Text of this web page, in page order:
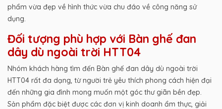
phẩm vừa đẹp về hình thức vừa chu đáo về công năng sử
dụng.
Đối tượng phù hợp với Bàn ghế đan
dây dù ngoài trời HTT04
Nhóm khách hàng tìm đến Bàn ghế đan dây dù ngoài trời
HTT04 rất đa dạng, từ người trẻ yêu thích phong cách hiện đại
đến những gia đình mong muốn một góc thư giãn bền đẹp.
Sản phẩm đặc biệt được các đơn vị kinh doanh ẩm thực, giải